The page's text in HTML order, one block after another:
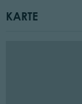
KARTE